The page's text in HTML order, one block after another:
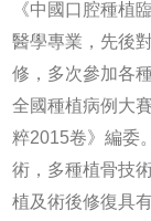
《中國口腔種植
醫學專業，先後
修，多次參加各
全國種植病例大
粹2015卷》編委
術，多種植骨技
植及術後修復具